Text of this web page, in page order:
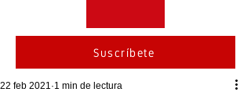
Suscríbete
22 feb 2021 1 min de lectura